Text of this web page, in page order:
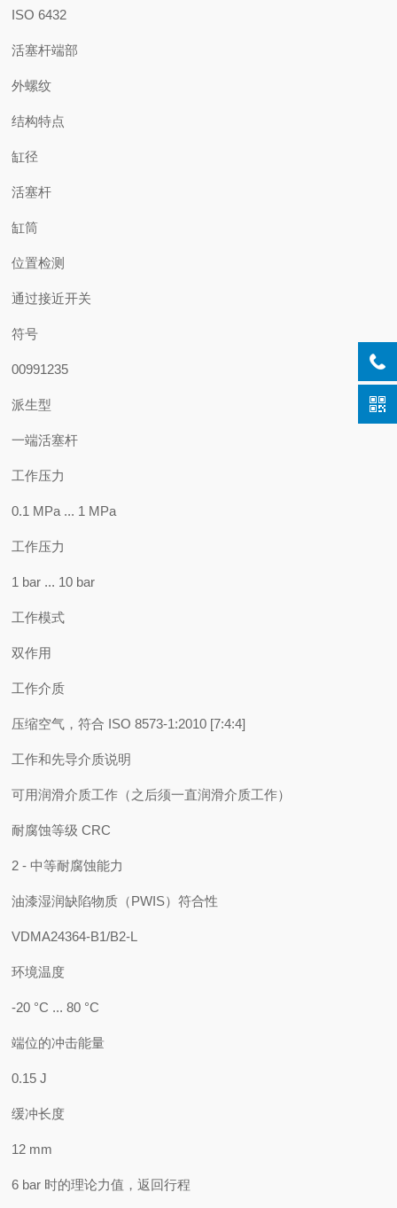
ISO 6432
活塞杆端部
外螺纹
结构特点
缸径
活塞杆
缸筒
位置检测
通过接近开关
符号
00991235
派生型
一端活塞杆
工作压力
0.1 MPa ... 1 MPa
工作压力
1 bar ... 10 bar
工作模式
双作用
工作介质
压缩空气，符合 ISO 8573-1:2010 [7:4:4]
工作和先导介质说明
可用润滑介质工作（之后须一直润滑介质工作）
耐腐蚀等级 CRC
2 - 中等耐腐蚀能力
油漆湿润缺陷物质（PWIS）符合性
VDMA24364-B1/B2-L
环境温度
-20 °C ... 80 °C
端位的冲击能量
0.15 J
缓冲长度
12 mm
6 bar 时的理论力值，返回行程